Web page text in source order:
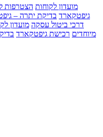
מועדון לקוחות הצטרפות
גיפטקארד בדיקת יתרה –
דרכי ביטול עסקה מועדון
מיוחדים רכישת גיפטקארד